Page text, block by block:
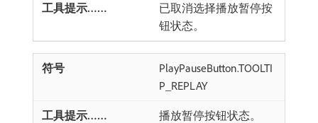
已取消选择播放暂停按
钮状态。
PlayPauseButton.TOOLTI
P_REPLAY
播放暂停按钮状态。